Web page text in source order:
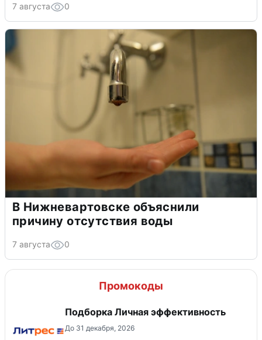
7 августа 0
В Нижневартовске объяснили
причину отсутствия воды
7 августа 0
Промокоды
Подборка Личная эффективность
До 31 декабря, 2026